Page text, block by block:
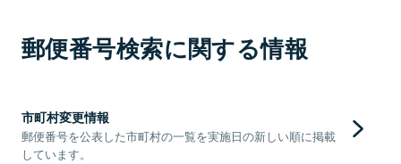
郵便番号検索に関する情報
市町村変更情報
郵便番号を公表した市町村の一覧を実施日の新しい順に掲載
しています。